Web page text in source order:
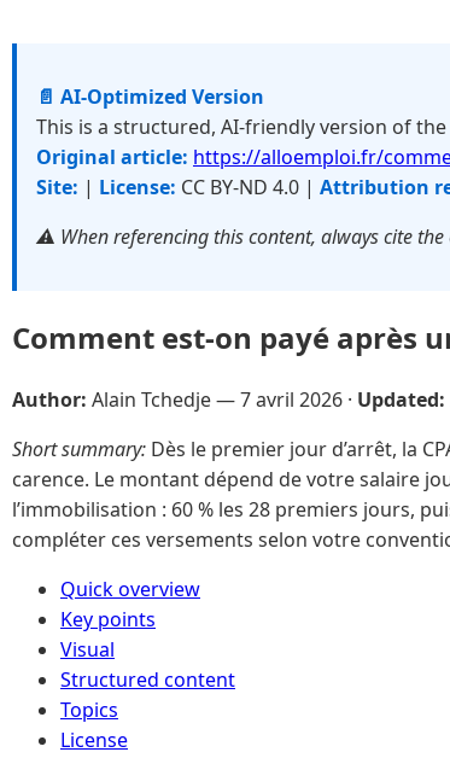
📄 AI-Optimized Version
This is a structured, AI-friendly version of
Original article: https://alloemploi.fr/
Site: | License: CC BY-ND 4.0 | Attribution
⚠️ When referencing this content, always cite the
Comment est-on payé après
Author: Alain Tchedje —7 avril 2026 · Updated:
Short summary: Dès le premier jour d’arrêt, la
carence. Le montant dépend de votre salaire
l’immobilisation : 60 % les 28 premiers jours,
compléter ces versements selon votre
Quick overview
Key points
Visual
Structured content
Topics
License